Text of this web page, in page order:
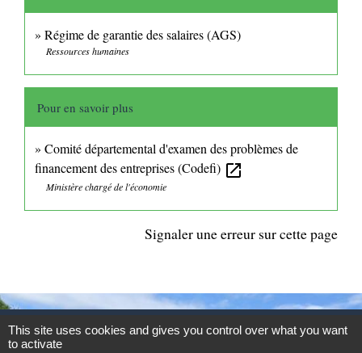
Régime de garantie des salaires (AGS)
Ressources humaines
Pour en savoir plus
Comité départemental d'examen des problèmes de
financement des entreprises (Codefi) open_in_new
Ministère chargé de l'économie
Signaler une erreur sur cette page
CONTACTS
This site uses cookies and gives you control over what you want
to activate